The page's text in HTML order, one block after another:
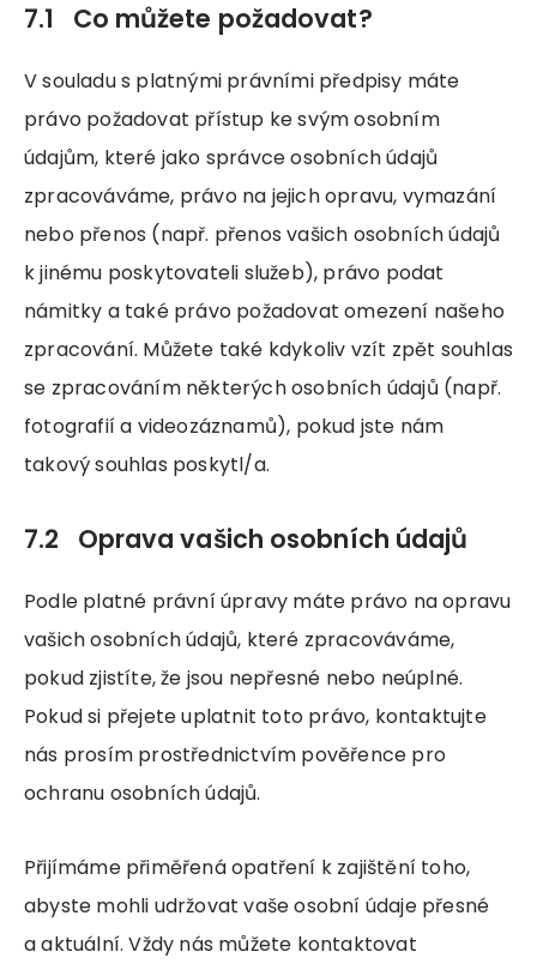
7.1 Co můžete požadovat?
V souladu s platnými právními předpisy máte
právo požadovat přístup ke svým osobním
údajům, které jako správce osobních údajů
zpracováváme, právo na jejich opravu, vymazání
nebo přenos (např. přenos vašich osobních údajů
k jinému poskytovateli služeb), právo podat
námitky a také právo požadovat omezení našeho
zpracování. Můžete také kdykoliv vzít zpět souhlas
se zpracováním některých osobních údajů (např.
fotografií a videozáznamů), pokud jste nám
takový souhlas poskytl/a.
7.2 Oprava vašich osobních údajů
Podle platné právní úpravy máte právo na opravu
vašich osobních údajů, které zpracováváme,
pokud zjistíte, že jsou nepřesné nebo neúplné.
Pokud si přejete uplatnit toto právo, kontaktujte
nás prosím prostřednictvím pověřence pro
ochranu osobních údajů.
Přijímáme přiměřená opatření k zajištění toho,
abyste mohli udržovat vaše osobní údaje přesné
a aktuální. Vždy nás můžete kontaktovat